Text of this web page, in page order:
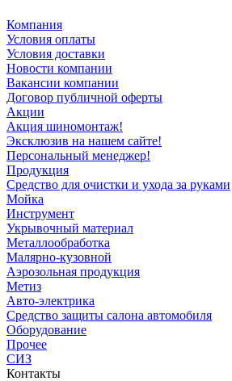
Компания
Условия оплаты
Условия доставки
Новости компании
Вакансии компании
Договор публичной оферты
Акции
Акция шиномонтаж!
Эксклюзив на нашем сайте!
Персональный менеджер!
Продукция
Средство для очистки и ухода за руками
Мойка
Инструмент
Укрывочный материал
Металлообработка
Малярно-кузовной
Аэрозольная продукция
Метиз
Авто-электрика
Средство защиты салона автомобиля
Оборудование
Прочее
СИЗ
Контакты